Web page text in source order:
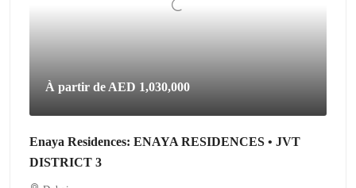
À partir de AED 1,030,000
Enaya Residences: ENAYA RESIDENCES • JVT
DISTRICT 3